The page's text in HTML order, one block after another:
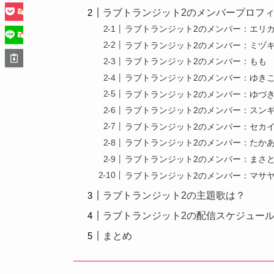
ラブトランジット2のメンバープロフ
ラブトランジット2のメンバー：エリカ
ラブトランジット2のメンバー：ミヅキ
ラブトランジット2のメンバー：もも
ラブトランジット2のメンバー：ゆきこ
ラブトランジット2のメンバー：ゆづき
ラブトランジット2のメンバー：スン
ラブトランジット2のメンバー：セカイ
ラブトランジット2のメンバー：たか
ラブトランジット2のメンバー：まさと
ラブトランジット2のメンバー：マサヤ
ラブトランジット2の主題歌は？
ラブトランジット2の配信スケジュー
まとめ